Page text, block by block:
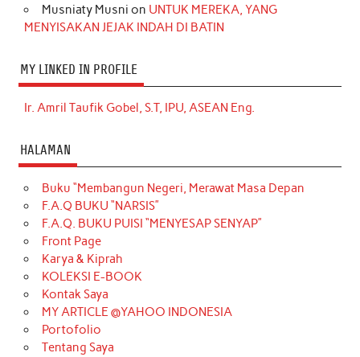
Musniaty Musni on UNTUK MEREKA, YANG
MENYISAKAN JEJAK INDAH DI BATIN
MY LINKED IN PROFILE
Ir. Amril Taufik Gobel, S.T, IPU, ASEAN Eng.
HALAMAN
Buku “Membangun Negeri, Merawat Masa Depan
F.A.Q BUKU “NARSIS”
F.A.Q. BUKU PUISI “MENYESAP SENYAP”
Front Page
Karya & Kiprah
KOLEKSI E-BOOK
Kontak Saya
MY ARTICLE @YAHOO INDONESIA
Portofolio
Tentang Saya